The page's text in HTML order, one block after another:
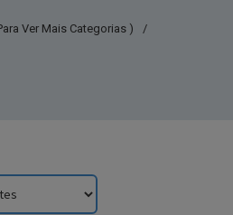
Ver Mais Categorias )
/